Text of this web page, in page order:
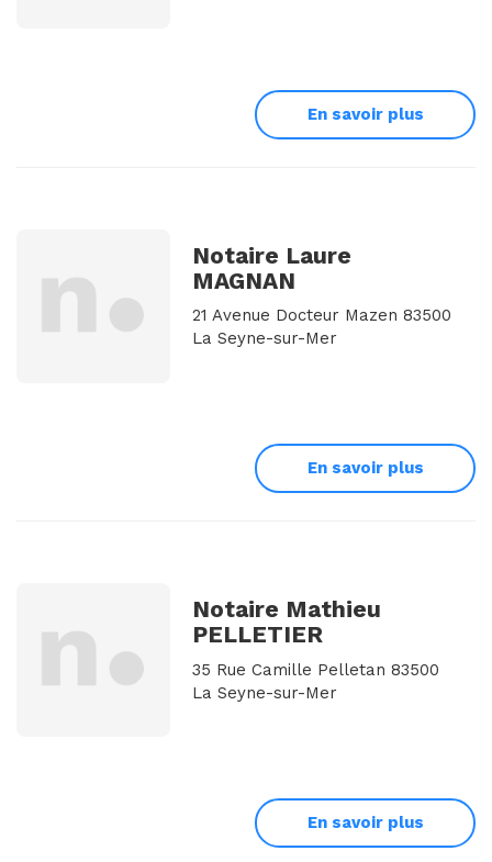
En savoir plus
Notaire Laure
MAGNAN
21 Avenue Docteur Mazen 83500
La Seyne-sur-Mer
En savoir plus
Notaire Mathieu
PELLETIER
35 Rue Camille Pelletan 83500
La Seyne-sur-Mer
En savoir plus